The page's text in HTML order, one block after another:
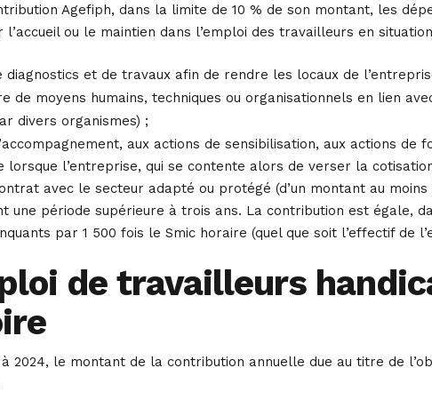
Agefiph, dans la limite de 10 % de son montant, les
ou le maintien dans l’emploi des travailleurs en
et de travaux afin de rendre les locaux de
moyens humains, techniques ou organisationnels en lien
divers organismes) ;
aux actions de sensibilisation, aux actions de
l’entreprise, qui se contente alors de verser la
avec le secteur adapté ou protégé (d’un montant au
une période supérieure à trois ans. La contribution est égale,
par 1 500 fois le Smic horaire (quel que soit l’effectif de
de travailleurs
2024, le montant de la contribution annuelle due au titre de